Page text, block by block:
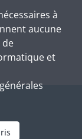
à
aucune
de
et